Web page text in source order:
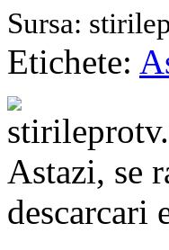
Sursa:
Etichete:
Astazi, se
descarcari